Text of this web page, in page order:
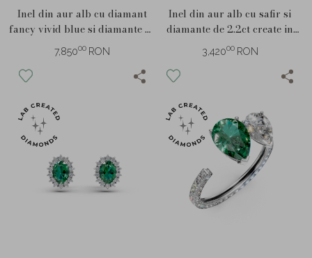
Inel din aur alb cu diamant
fancy vivid blue si diamante de
2.6ct create in laborator
7,85000 RON
Inel din aur alb cu safir si
diamante de 2.2ct create in
laborator
3,42000 RON